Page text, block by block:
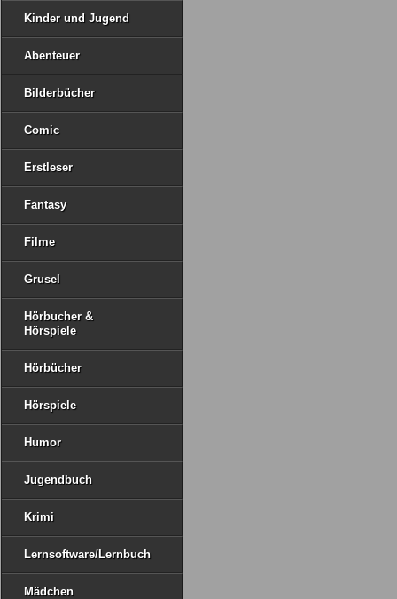
Kinder und Jugend
Abenteuer
Bilderbücher
Comic
Erstleser
Fantasy
Filme
Grusel
Hörbucher &
Hörspiele
Hörbücher
Hörspiele
Humor
Jugendbuch
Krimi
Lernsoftware/Lernbuch
Mädchen